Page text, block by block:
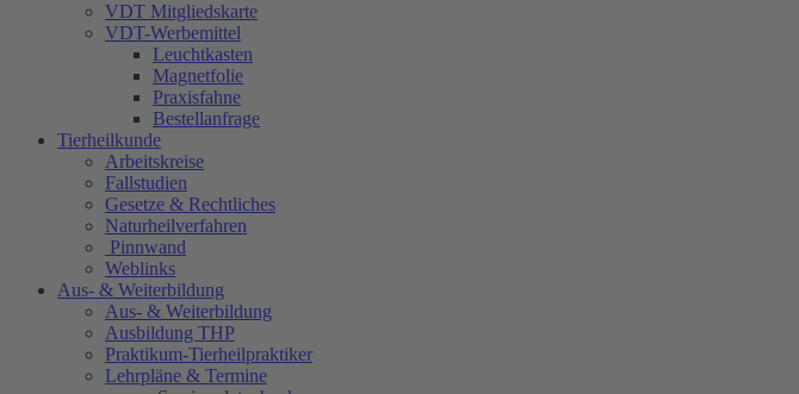
VDT Mitgliedskarte
VDT-Werbemittel
Leuchtkasten
Magnetfolie
Praxisfahne
Bestellanfrage
Tierheilkunde
Arbeitskreise
Fallstudien
Gesetze & Rechtliches
Naturheilverfahren
Pinnwand
Weblinks
Aus- & Weiterbildung
Aus- & Weiterbildung
Ausbildung THP
Praktikum-Tierheilpraktiker
Lehrpläne & Termine